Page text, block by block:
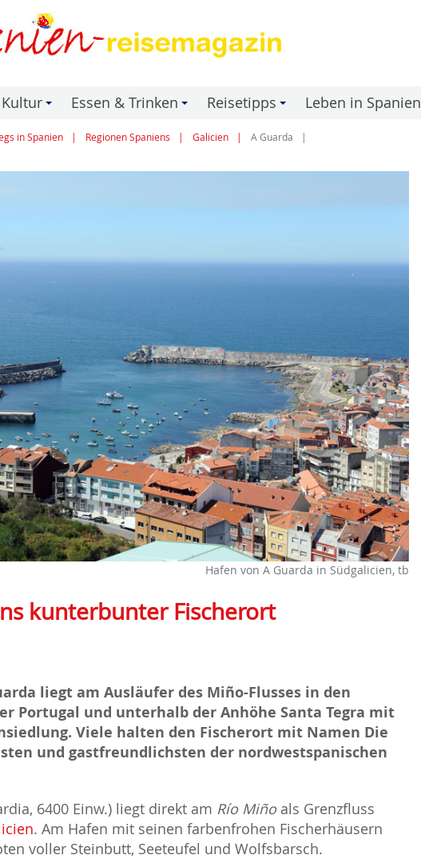
Kultur Essen & Trinken Reisetipps Leben in Spanien
in Spanien Regionen Spaniens Galicien A Guarda
Hafen von A Guarda in Südgalicien, tb
kunterbunter Fischerort
liegt am Ausläufer des Miño-Flusses in den
Portugal und unterhalb der Anhöhe Santa Tegra mit
Viele halten den Fischerort mit Namen Die
und gastfreundlichsten der nordwestspanischen
6400 Einw.) liegt direkt am Río Miño als Grenzfluss
. Am Hafen mit seinen farbenfrohen Fischerhäusern
voller Steinbutt, Seeteufel und Wolfsbarsch.